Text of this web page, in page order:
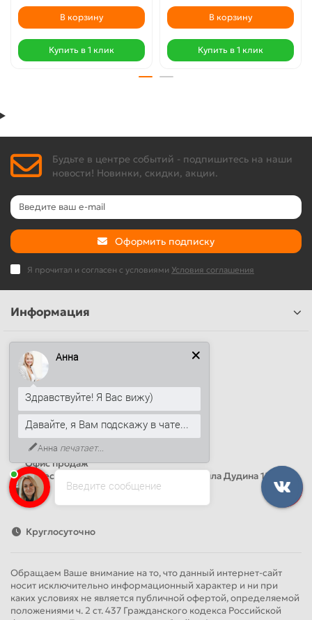
В корзину
Купить в 1 клик
В корзину
Купить в 1 клик
Будьте в центре событий - подпишитесь на наши
новости! Новинки, скидки, акции.
Оформить подписку
Я прочитал и согласен с условиями Условия соглашения
Информация
Наши контакты
+7 (812) 389-26-20
+7 (499) 444-14-71
info@sandwichpanelsvspb.ru
Наш адрес
Офис продаж
Адрес: Россия, Санкт-Петербург, Михаила Дудина 15, офис
41
Круглосуточно
Обращаем Ваше внимание на то, что данный интернет-сайт
носит исключительно информационный характер и ни при
каких условиях не является публичной офертой, определяемой
положениями ч. 2 ст. 437 Гражданского кодекса Российской
Введите сообщение
Анна
Здравствуйте! Я Вас вижу)
Давайте, я Вам подскажу в чате...
Анна печатает...